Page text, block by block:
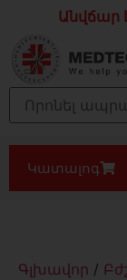
Անվճար
Կատալոգ
Գլխավոր /